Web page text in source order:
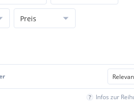
Preis
Infos zur